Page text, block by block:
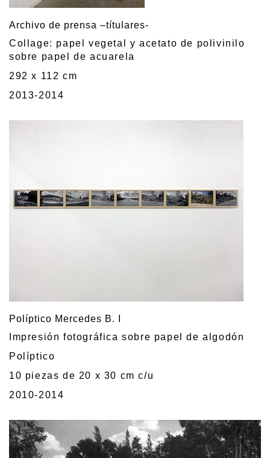
Archivo de prensa –títulares-
Collage: papel vegetal y acetato de polivinilo
sobre papel de acuarela
292 x 112 cm
2013-2014
Políptico Mercedes B. I
Impresión fotográfica sobre papel de algodón
Políptico
10 piezas de 20 x 30 cm c/u
2010-2014